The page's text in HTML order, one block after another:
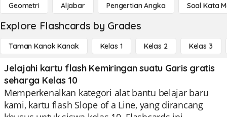
Geometri Aljabar Pengertian Angka Soal Kata
Explore Flashcards by Grades
Taman Kanak Kanak Kelas 1 Kelas 2 Kelas 3
Jelajahi kartu flash Kemiringan suatu Garis gratis
seharga Kelas 10
Memperkenalkan kategori alat bantu belajar baru
kami, kartu flash Slope of a Line, yang dirancang